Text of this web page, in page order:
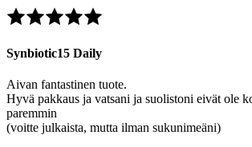
Synbiotic15 Daily
Aivan fantastinen tuote.
Hyvä pakkaus ja vatsani ja suolistoni eivät ole
paremmin
(voitte julkaista, mutta ilman sukunimeäni)